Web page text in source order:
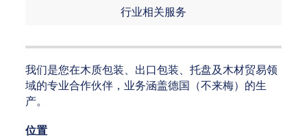
行业相关服务
我们是您在木质包装、出口包装、托盘及木材贸易领
域的专业合作伙伴，业务涵盖德国（不来梅）的生
产。
位置